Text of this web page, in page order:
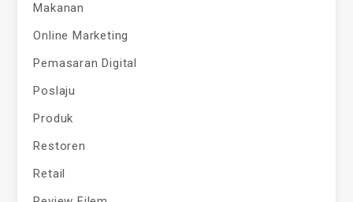
Makanan
Online Marketing
Pemasaran Digital
Poslaju
Produk
Restoren
Retail